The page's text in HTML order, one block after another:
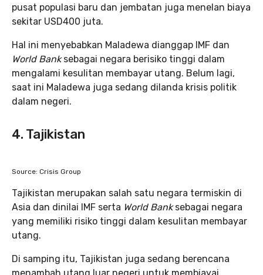
pusat populasi baru dan jembatan juga menelan biaya
sekitar USD400 juta.
Hal ini menyebabkan Maladewa dianggap IMF dan
World Banksebagai negara berisiko tinggi dalam
mengalami kesulitan membayar utang. Belum lagi,
saat ini Maladewa juga sedang dilanda krisis politik
dalam negeri.
4. Tajikistan
Source: Crisis Group
Tajikistan merupakan salah satu negara termiskin di
Asia dan dinilai IMF serta World Banksebagai negara
yang memiliki risiko tinggi dalam kesulitan membayar
utang.
Di samping itu, Tajikistan juga sedang berencana